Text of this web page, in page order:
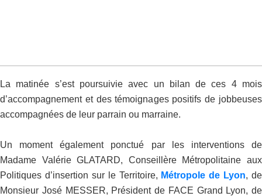
La matinée s’est poursuivie avec un bilan de ces 4 mois
d’accompagnement et des témoignages positifs de jobbeuses
accompagnées de leur parrain ou marraine.
Un moment également ponctué par les interventions de
Madame Valérie GLATARD, Conseillère Métropolitaine aux
Politiques d’insertion sur le Territoire, Métropole de Lyon, de
Monsieur José MESSER, Président de FACE Grand Lyon, de